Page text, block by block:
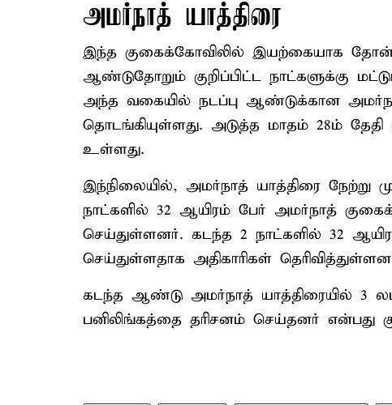
அமர்நாத் யாத்திரை
இந்த குகைக்கோவிலில் இயற்கையாக
ஆண்டுதோறும் குறிப்பிட்ட நாட்களுக்கு
அந்த வகையில் நடப்பு ஆண்டுக்கான
தொடங்கியுள்ளது. அடுத்த மாதம் 28ம்
உள்ளது.
இந்நிலையில், அமர்நாத் யாத்திரை நேற்று
நாட்களில் 32 ஆயிரம் பேர் அமர்நாத்
செய்துள்ளனர். கடந்த 2 நாட்களில் 32
செய்துள்ளதாக அதிகாரிகள்
கடந்த ஆண்டு அமர்நாத் யாத்திரையில் 3
பனிலிங்கத்தை தரிசனம் செய்தனர் என்பது